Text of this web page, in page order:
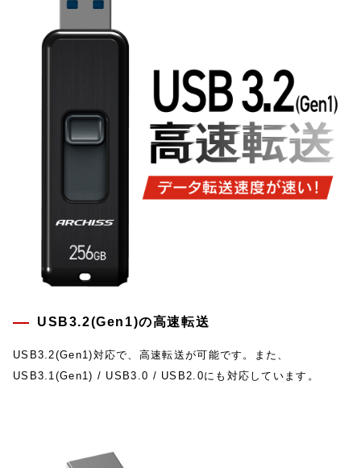
USB3.2(Gen1)の高速転送
USB3.2(Gen1)対応で、高速転送が可能です。また、
USB3.1(Gen1) / USB3.0 / USB2.0にも対応しています。